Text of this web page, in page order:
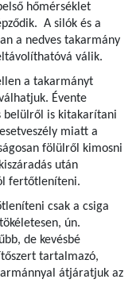
hőmérséklet
A silók és a
a nedves takarmány
válik.
a takarmányt
Évente
belülről is kitakarítani
miatt a
fölülről kimosni
után
fertőtleníteni.
csak a csiga
ún.
de kevésbé
tartalmazó,
átjáratjuk az